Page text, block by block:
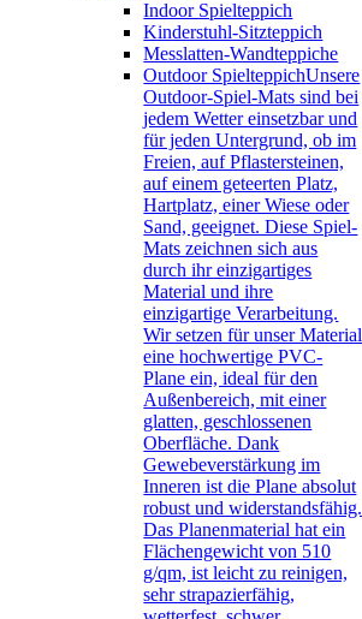
Indoor Spielteppich
Kinderstuhl-Sitzteppich
Messlatten-Wandteppiche
Outdoor SpielteppichUnsere
Outdoor-Spiel-Mats sind bei
jedem Wetter einsetzbar und
für jeden Untergrund, ob im
Freien, auf Pflastersteinen,
auf einem geteerten Platz,
Hartplatz, einer Wiese oder
Sand, geeignet. Diese Spiel-
Mats zeichnen sich aus
durch ihr einzigartiges
Material und ihre
einzigartige Verarbeitung.
Wir setzen für unser Material
eine hochwertige PVC-
Plane ein, ideal für den
Außenbereich, mit einer
glatten, geschlossenen
Oberfläche. Dank
Gewebeverstärkung im
Inneren ist die Plane absolut
robust und widerstandsfähig.
Das Planenmaterial hat ein
Flächengewicht von 510
g/qm, ist leicht zu reinigen,
sehr strapazierfähig,